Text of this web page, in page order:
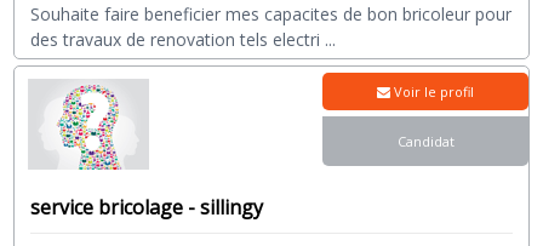
Souhaite faire beneficier mes capacites de bon bricoleur pour
des travaux de renovation tels electri ...
service bricolage - sillingy
Voir le profil
Candidat